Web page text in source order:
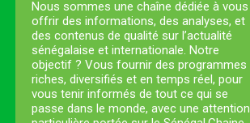
Nous sommes une chaîne dédiée à vous
offrir des informations, des analyses, et
des contenus de qualité sur l’actualité
sénégalaise et internationale. Notre
objectif ? Vous fournir des programmes
riches, diversifiés et en temps réel, pour
vous tenir informés de tout ce qui se
passe dans le monde, avec une attention